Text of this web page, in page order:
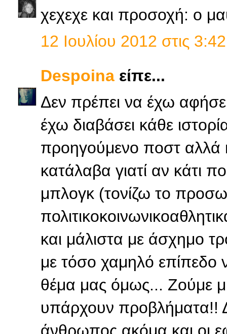
χεχεχε και προσοχή: ο
12 Ιουλίου 2012 στις
Despoina είπε...
Δεν πρέπει να έχω
έχω διαβάσει κάθε
προηγούμενο ποστ αλλά
κατάλαβα γιατί αν κάτι
μπλογκ (τονίζω το
και μάλιστα με άσχημο
με τόσο χαμηλό επίπεδο
θέμα μας όμως... Ζούμε
υπάρχουν προβλήματα!!